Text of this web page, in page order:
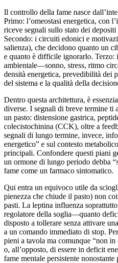
Il controllo della fame nasce
Primo: l’omeostasi energetica, con
riceve segnali sullo stato dei
Secondo: i circuiti edonici e
salienza), che decidono quanto un
e quanto è difficile ignorarlo. Terzo:
ambientale—sonno, stress, ritmo
densità energetica, prevedibilità dei
del sistema e la qualità della
Dentro questa architettura, è
diverse. I segnali di breve termine ti
un pasto: distensione gastrica,
colecistochinina (CCK), oltre a
segnali di lungo termine, invece,
energetico” e sul contesto
principali. Confondere questi piani
un ormone di lungo periodo debba
fame come un farmaco sintomatico.
Qui entra un equivoco utile da
pienezza che chiude il pasto) non
pasti. La leptina influenza
regolatore della soglia—quanto
disposto a tollerare senza attivare
a un comando immediato di stop.
pieni a tavola ma comunque “non
o, all’opposto, di essere in deficit
fame mentale persistente